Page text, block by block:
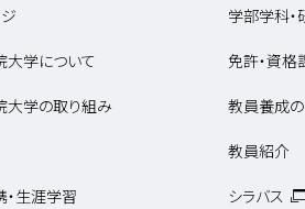
大学について
大学の取り組み
生涯学習
学部学科
免許・資格
教員養成
教員紹介
シラバス